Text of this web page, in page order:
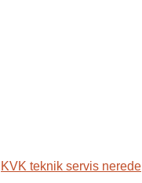
KVK teknik servis nerede